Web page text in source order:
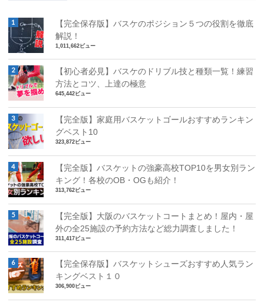
【完全保存版】バスケのポジション５つの役割を徹底
解説！
1,011,662ビュー
【初心者必見】バスケのドリブル技と種類一覧！練習
方法とコツ、上達の極意
645,442ビュー
【完全版】家庭用バスケットゴールおすすめランキン
グベスト10
323,872ビュー
【完全版】バスケットの強豪高校TOP10を男女別ラン
キング！各校のOB・OGも紹介！
313,762ビュー
【完全版】大阪のバスケットコートまとめ！屋内・屋
外の全25施設の予約方法など総力調査しました！
311,417ビュー
【完全保存版】バスケットシューズおすすめ人気ラン
キングベスト１０
306,900ビュー